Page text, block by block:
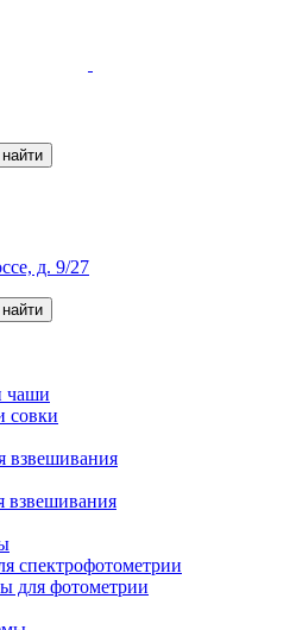
д. 9/27
чаши
совки
взвешивания
взвешивания
спектрофотометрии
для фотометрии